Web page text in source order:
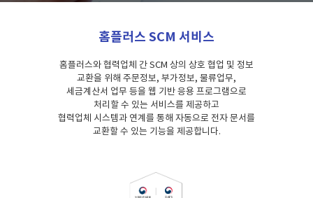
홈플러스 SCM 서비스
홈플러스와 협력업체 간 SCM 상의 상호 협업 및 정보
교환을 위해 주문정보, 부가정보, 물류업무,
세금계산서 업무 등을 웹 기반 응용 프로그램으로
처리할 수 있는 서비스를 제공하고
협력업체 시스템과 연계를 통해 자동으로 전자 문서를
교환할 수 있는 기능을 제공합니다.